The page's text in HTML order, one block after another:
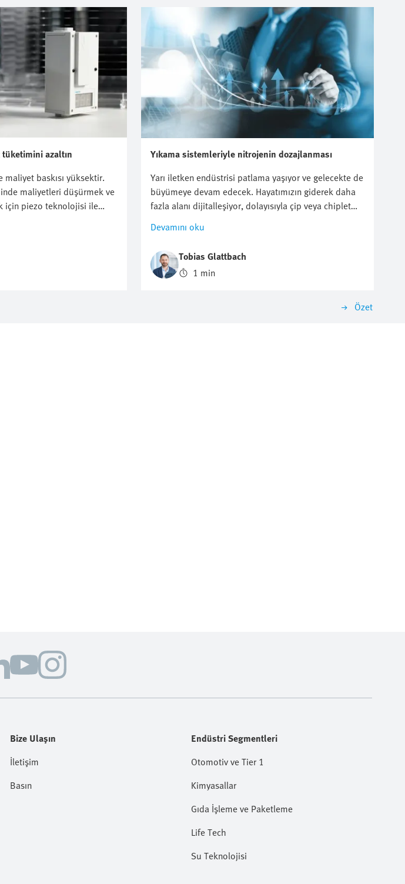
azaltın
baskısı yüksektir.
maliyetleri düşürmek ve
için piezo teknolojisi ile
"Verim kraldır" - ve aynı
Yıkama sistemleriyle nitrojenin dozajlanması
Yarı iletken endüstrisi patlama yaşıyor ve gelecekte de
büyümeye devam edecek. Hayatımızın giderek daha
fazla alanı dijitalleşiyor, dolayısıyla çip veya chiplet
gibi yarı iletkenlere olan talep sürekli artıyor. Aynı
zamanda üreticiler üzerindeki fiyat baskısı da artıyor.
Videoda size ne kadar nitrojen tasarrufu
yapabileceğinizi ve çevre üzerinde ne gibi olumlu
etkiler yaratabileceğinizi gösteriyoruz.
Devamını oku
Tobias Glattbach
1 min
Özet
Bize Ulaşın
İletişim
Basın
Endüstri Segmentleri
Otomotiv ve Tier 1
Kimyasallar
Gıda İşleme ve Paketleme
Life Tech
Su Teknolojisi